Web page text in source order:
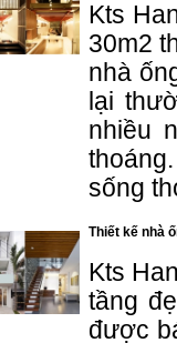
Kts
30m2
nhà
lại
nhiều
sống
Thiết kế nhà
Kts
tầng
được